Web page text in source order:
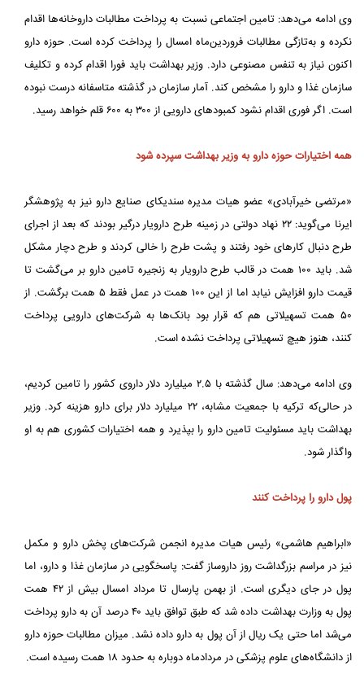
وی ادامه می‌دهد: تامین اجتماعی نسبت به پرداخت مطالبات داروخانه‌ها اقدام
نکرده و به‌تازگی مطالبات فروردین‌ماه امسال را پرداخت کرده است. حوزه دارو
اکنون نیاز به تنفس مصنوعی دارد. وزیر بهداشت باید فورا اقدام کرده و تکلیف
سازمان غذا و دارو را مشخص کند. آمار سازمان در گذشته متاسفانه درست نبوده
است. اگر فوری اقدام نشود کمبودهای دارویی از ۳۰۰ به ۶۰۰ قلم خواهد رسید.
همه اختیارات حوزه دارو به وزیر بهداشت سپرده شود
«مرتضی خیرآبادی» عضو هیات مدیره سندیکای صنایع دارو نیز به پژوهشگر
ایرنا می‌گوید: ۲۲ نهاد دولتی در زمینه طرح دارویار درگیر بودند که بعد از اجرای
طرح دنبال کارهای خود رفتند و پشت طرح را خالی کردند و طرح دچار مشکل
شد. باید ۱۰۰ همت در قالب طرح دارویار به زنجیره تامین دارو بر می‌گشت تا
قیمت دارو افزایش نیابد اما از این ۱۰۰ همت در عمل فقط ۵ همت برگشت. از
۵۰ همت تسهیلاتی هم که قرار بود بانک‌ها به شرکت‌های دارویی پرداخت
کنند، هنوز هیچ تسهیلاتی پرداخت نشده است.
وی ادامه می‌دهد: سال گذشته با ۲.۵ میلیارد دلار داروی کشور را تامین کردیم،
در حالی‌که ترکیه با جمعیت مشابه، ۲۲ میلیارد دلار برای دارو هزینه کرد. وزیر
بهداشت باید مسئولیت تامین دارو را بپذیرد و همه اختیارات کشوری هم به او
واگذار شود.
پول دارو را پرداخت کنند
«ابراهیم هاشمی» رئیس هیات مدیره انجمن شرکت‌های پخش دارو و مکمل
نیز در مراسم بزرگداشت روز داروساز گفت: پاسخگویی در سازمان غذا و دارو، اما
پول در جای دیگری است. از بهمن پارسال تا مرداد امسال بیش از ۴۲ همت
پول به وزارت بهداشت داده شد که طبق توافق باید ۴۰ درصد آن به دارو پرداخت
می‌شد اما حتی یک ریال از آن پول به دارو داده نشد. میزان مطالبات حوزه دارو
از دانشگاه‌های علوم پزشکی در مردادماه دوباره به حدود ۱۸ همت رسیده است.